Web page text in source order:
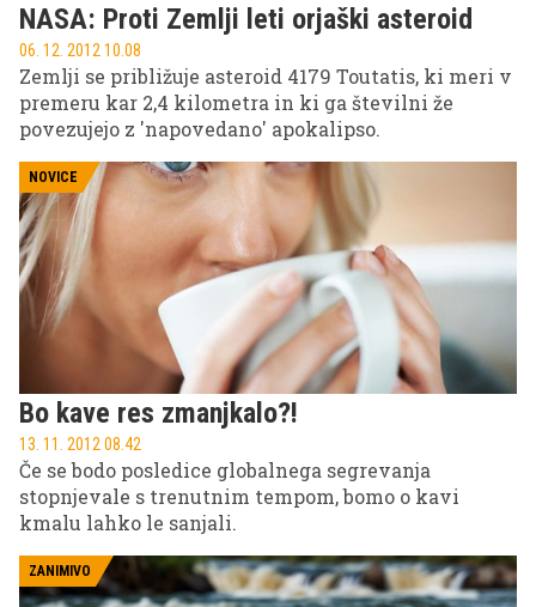
NASA: Proti Zemlji leti orjaški asteroid
06. 12. 2012 10.08
Zemlji se približuje asteroid 4179 Toutatis, ki meri v
premeru kar 2,4 kilometra in ki ga številni že
povezujejo z 'napovedano' apokalipso.
NOVICE
Bo kave res zmanjkalo?!
13. 11. 2012 08.42
Če se bodo posledice globalnega segrevanja
stopnjevale s trenutnim tempom, bomo o kavi
kmalu lahko le sanjali.
ZANIMIVO